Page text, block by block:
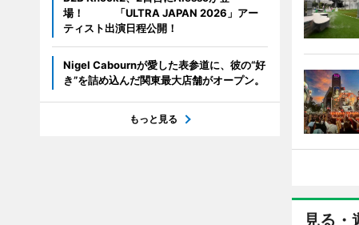
見る・
場！ 「ULTRA JAPAN 2026」アー
ティスト出演日程公開！
Nigel Cabournが愛した表参道に、彼の“好
き”を詰め込んだ関東最大店舗がオープン。
もっと見る